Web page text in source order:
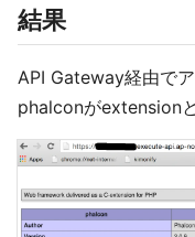
結果
API Gateway経由で
phalconがextension